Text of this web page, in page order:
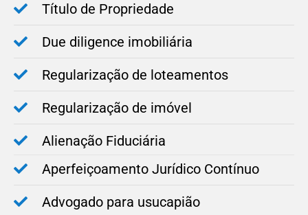
Título de Propriedade
Due diligence imobiliária
Regularização de loteamentos
Regularização de imóvel
Alienação Fiduciária
Aperfeiçoamento Jurídico Contínuo
Advogado para usucapião